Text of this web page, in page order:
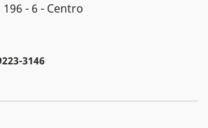
- 6 - Centro
3146